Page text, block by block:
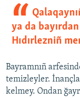
ya da bayırdan
Hıdırlezniñ
Bayramnıñ
temizleyler.
kelmey. Ondan